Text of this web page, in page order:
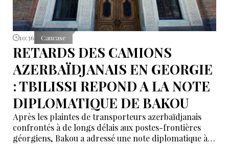
10:36 Caucase
RETARDS DES CAMIONS
AZERBAÏDJANAIS EN GEORGIE
: TBILISSI REPOND A LA NOTE
DIPLOMATIQUE DE BAKOU
Après les plaintes de transporteurs azerbaïdjanais
confrontés à de longs délais aux postes-frontières
géorgiens, Bakou a adressé une note diplomatique à